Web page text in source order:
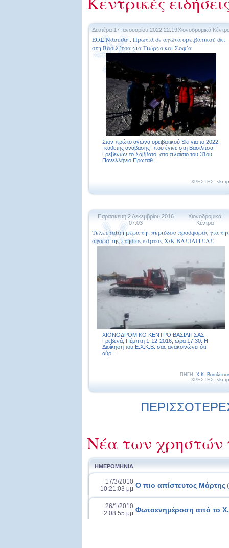
Δευτέρα 17 Ιανουαρίου 2022 22:19Χιονοδρομικά
ΕΟΣ Νάουσας. Πρωτιά σε αγώνα ορειβατικού σκι
στη Βασιλίτσα για Γιώργο και Σοφία
Στον πρώτο αγώνα ορειβατικού Ski για το 2022
-κάθετης ανάβασης- που έγινε στη Βασιλίτσα
Γρεβενών το Σάββατο, στο πλαίσιο του 31ου
Πανελλήνιο Πρωταθ...
ΧΡΗΣΤΗΣ:
Παρασκευή 2 Δεκεμβρίου 2016
07:03
Χιονοδρομικά
Κέντρα
Τελευταία ημέρα της περιόδου προσφοράς για την
αγορά της ετήσιας κάρτας Χ/Κ ΒΑΣΙΛΙΤΣΑΣ
ΧΙΟΝΟΔΡΟΜΙΚΟ ΚΕΝΤΡΟ ΒΑΣΙΛΙΤΣΑΣ
Γρεβενά, Πέμπτη 1-12-2016, ώρα 17:30. Η
Διοίκηση του Ε.Χ.Κ.Β. σας ανακοινώνει ότι
αύρ...
ΠΗΓΗ: Χ.Κ.
ΧΡΗΣΤΗΣ:
Νέα των χρηστών
ΗΜΕΡΟΜΗΝΙΑ
17/3/2010
10:21:03 μμ Ο πιο απίστευτος Μάρτης
26/1/2010
2:08:55 μμ Φωτοενημέροση από το